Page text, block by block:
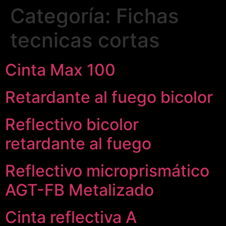
Categoría: Fichas
tecnicas cortas
Cinta Max 100
Retardante al fuego bicolor
Reflectivo bicolor
retardante al fuego
Reflectivo microprismático
AGT-FB Metalizado
Cinta reflectiva A